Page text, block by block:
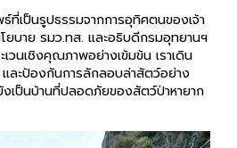
เป็นรูปธรรมจากการอุทิศตนของเจ้า
บาย รมว.ทส. และอธิบดีกรมอุทยานฯ
วนเชิงคุณภาพอย่างเข้มข้น เราเดิน
ละป้องกันการลักลอบล่าสัตว์อย่าง
เป็นบ้านที่ปลอดภัยของสัตว์ป่าหายาก